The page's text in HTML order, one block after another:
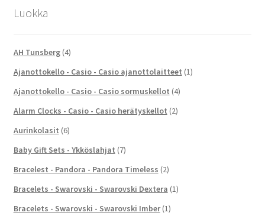
Luokka
AH Tunsberg (4)
Ajanottokello - Casio - Casio ajanottolaitteet (1)
Ajanottokello - Casio - Casio sormuskellot (4)
Alarm Clocks - Casio - Casio herätyskellot (2)
Aurinkolasit (6)
Baby Gift Sets - Ykköslahjat (7)
Bracelest - Pandora - Pandora Timeless (2)
Bracelets - Swarovski - Swarovski Dextera (1)
Bracelets - Swarovski - Swarovski Imber (1)